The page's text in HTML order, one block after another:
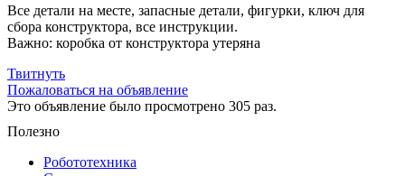
Все детали на месте, запасные детали, фигурки, ключ для
сбора конструктора, все инструкции.
Важно: коробка от конструктора утеряна
Твитнуть
Пожаловаться на объявление
Это объявление было просмотрено 305 раз.
Полезно
Робототехника